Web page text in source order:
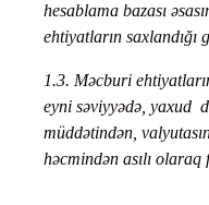
hesablama bazası
ehtiyatların saxlandığı
1.3. Məcburi
eyni səviyyədə, yaxud
müddətindən,
həcmindən asılı